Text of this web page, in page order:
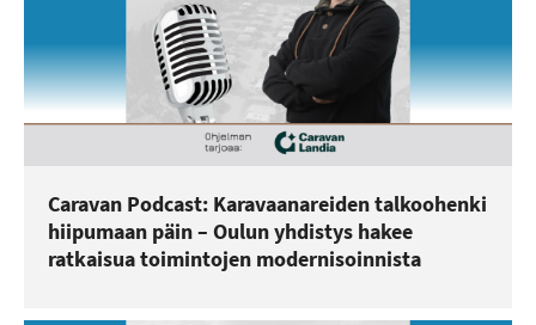
Caravan Podcast: Karavaanareiden talkoohenki
hiipumaan päin – Oulun yhdistys hakee
ratkaisua toimintojen modernisoinnista